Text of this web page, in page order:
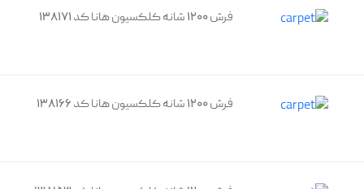
فرش 1200 شانه کلکسیون هانا کد 138171
فرش 1200 شانه کلکسیون هانا کد 138166